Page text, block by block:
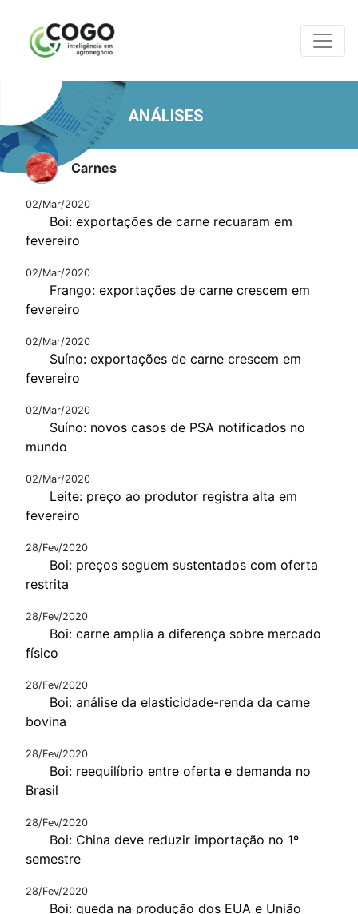
ANÁLISES
Carnes
02/Mar/2020
Boi: exportações de carne recuaram em
fevereiro
02/Mar/2020
Frango: exportações de carne crescem em
fevereiro
02/Mar/2020
Suíno: exportações de carne crescem em
fevereiro
02/Mar/2020
Suíno: novos casos de PSA notificados no
mundo
02/Mar/2020
Leite: preço ao produtor registra alta em
fevereiro
28/Fev/2020
Boi: preços seguem sustentados com oferta
restrita
28/Fev/2020
Boi: carne amplia a diferença sobre mercado
físico
28/Fev/2020
Boi: análise da elasticidade-renda da carne
bovina
28/Fev/2020
Boi: reequilíbrio entre oferta e demanda no
Brasil
28/Fev/2020
Boi: China deve reduzir importação no 1º
semestre
28/Fev/2020
Boi: queda na produção dos EUA e União